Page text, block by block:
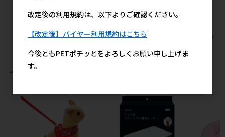
205円 205円
すべてのSTIサンヨー(直送)の人気商品を見る
おすすめ商品
改定後の利用規約は、以下よりご確認ください。
【改定後】バイヤー利用規約はこちら
今後ともPETポチッとをよろしくお願い申し上げま
す。